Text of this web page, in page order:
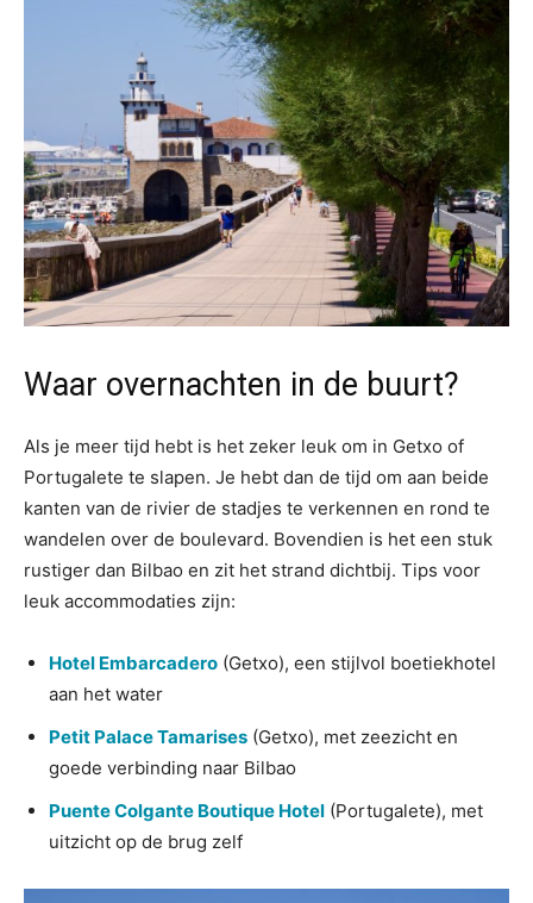
Waar overnachten in de buurt?
Als je meer tijd hebt is het zeker leuk om in Getxo of
Portugalete te slapen. Je hebt dan de tijd om aan beide
kanten van de rivier de stadjes te verkennen en rond te
wandelen over de boulevard. Bovendien is het een stuk
rustiger dan Bilbao en zit het strand dichtbij. Tips voor
leuk accommodaties zijn:
Hotel Embarcadero (Getxo), een stijlvol boetiekhotel
aan het water
Petit Palace Tamarises (Getxo), met zeezicht en
goede verbinding naar Bilbao
Puente Colgante Boutique Hotel (Portugalete), met
uitzicht op de brug zelf